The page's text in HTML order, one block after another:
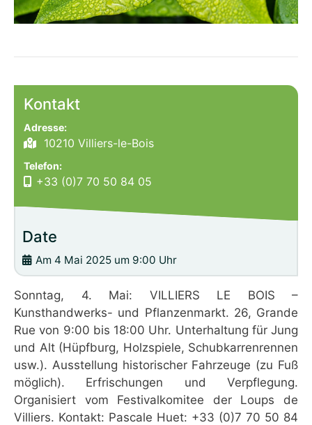
Kontakt
Adresse:
10210 Villiers-le-Bois
Telefon:
+33 (0)7 70 50 84 05
Date
Am 4 Mai 2025 um 9:00 Uhr
Sonntag, 4. Mai: VILLIERS LE BOIS –
Kunsthandwerks- und Pflanzenmarkt. 26, Grande
Rue von 9:00 bis 18:00 Uhr. Unterhaltung für Jung
und Alt (Hüpfburg, Holzspiele, Schubkarrenrennen
usw.). Ausstellung historischer Fahrzeuge (zu Fuß
möglich). Erfrischungen und Verpflegung.
Organisiert vom Festivalkomitee der Loups de
Villiers. Kontakt: Pascale Huet: +33 (0)7 70 50 84